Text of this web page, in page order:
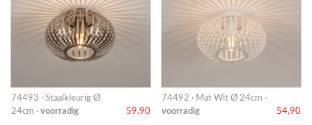
74493 · Staalkleurig Ø
24cm · voorradig 59,90
74492 · Mat Wit Ø 24cm ·
voorradig
54,90